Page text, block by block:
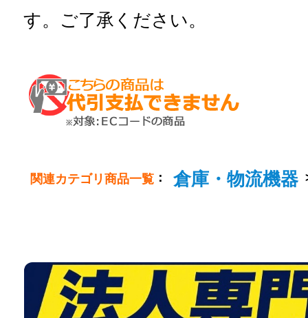
す。ご了承ください。
関連カテゴリ商品一覧 ： 倉庫・物流機器